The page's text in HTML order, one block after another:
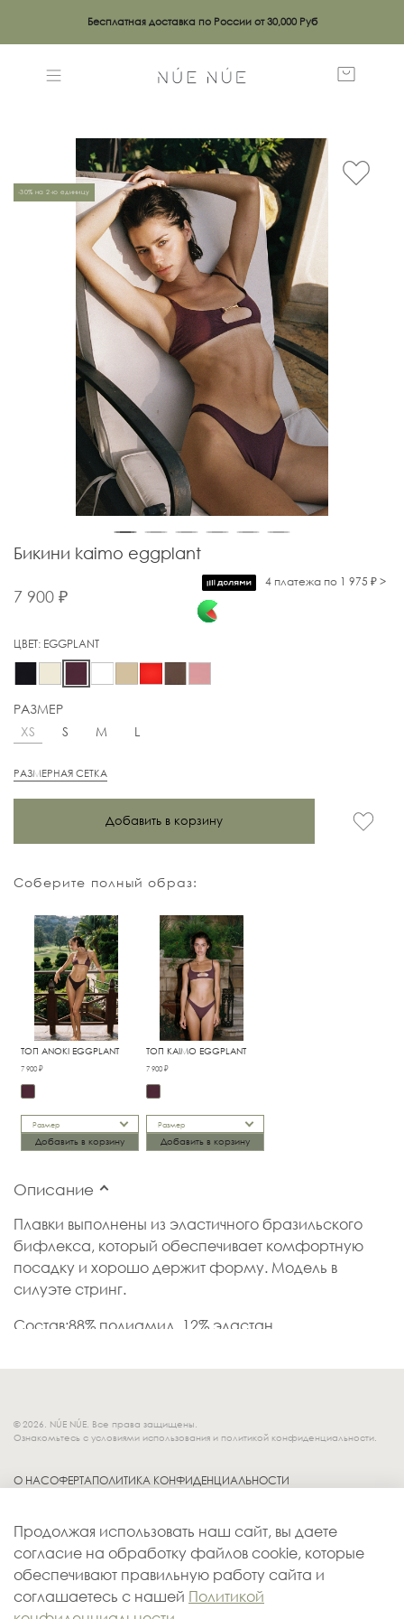
Бесплатная доставка по России от 30,000 Руб
-30% на 2-ю единицу
Бикини kaimo eggplant
7 900 ₽
4 платежа по 1 975 ₽ >
ЦВЕТ: EGGPLANT
РАЗМЕР
XS
S M L
РАЗМЕРНАЯ СЕТКА
Добавить в корзину
Соберите полный образ:
ТОП ANOKI EGGPLANT
7 900 ₽
Размер
Добавить в корзину
ТОП KAIMO EGGPLANT
7 900 ₽
Размер
Добавить в корзину
Описание
Плавки выполнены из эластичного бразильского
бифлекса, который обеспечивает комфортную
посадку и хорошо держит форму. Модель в
силуэте стринг.
Состав:88% полиамид, 12% эластан
© 2026. NÚE NÚE. Все права защищены.
Ознакомьтесь с условиями использования и политикой конфиденциальности.
О НАСОФЕРТАПОЛИТИКА КОНФИДЕНЦИАЛЬНОСТИ
ДОСТАВКА
КОНТАКТЫ
ОПЛАТА
Продолжая использовать наш сайт, вы даете
согласие на обработку файлов cookie, которые
обеспечивают правильную работу сайта и
соглашаетесь с нашей Политикой